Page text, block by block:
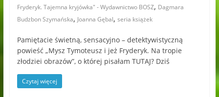
Fryderyk. Tajemna kryjówka" - Wydawnictwo BOSZ, Dagmara
Budzbon Szymańska, Joanna Gębal, seria książek
Pamiętacie świetną, sensacyjno – detektywistyczną
powieść „Mysz Tymoteusz i jeż Fryderyk. Na tropie
złodziei obrazów”, o której pisałam TUTAJ? Dziś
Czytaj więcej